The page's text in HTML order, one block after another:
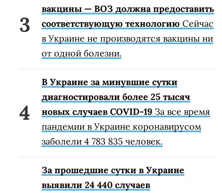
вакцины — ВОЗ должна предоставить
соответствующую технологию Сейчас
в Украине не производятся вакцины ни
от одной болезни.
В Украине за минувшие сутки
диагностировали более 25 тысяч
новых случаев COVID-19 За все время
пандемии в Украине коронавирусом
заболели 4 783 835 человек.
За прошедшие сутки в Украине
выявили 24 440 случаев